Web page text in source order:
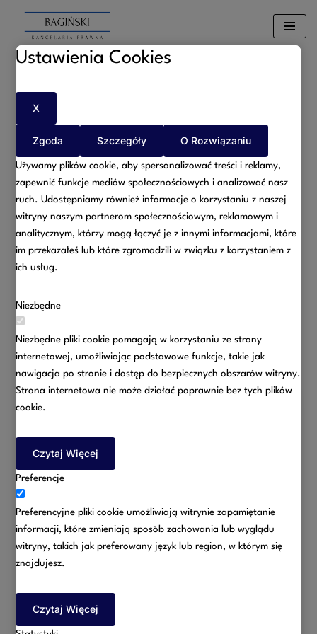
Przejdź
Umów
spotkanie
Umów się na spotkanie z
nami
Rezerwacja
Wybierz usługę
Ustawienia Cookies
X
Zgoda Szczegóły O Rozwiązaniu
Używamy plików cookie, aby spersonalizować treści i reklamy,
zapewnić funkcje mediów społecznościowych i analizować nasz
ruch. Udostępniamy również informacje o korzystaniu z naszej
witryny naszym partnerom społecznościowym, reklamowym i
analitycznym, którzy mogą łączyć je z innymi informacjami, które
im przekazałeś lub które zgromadzili w związku z korzystaniem z
ich usług.
Niezbędne
Niezbędne pliki cookie pomagają w korzystaniu ze strony
internetowej, umożliwiając podstawowe funkcje, takie jak
nawigacja po stronie i dostęp do bezpiecznych obszarów witryny.
Strona internetowa nie może działać poprawnie bez tych plików
cookie.
Czytaj Więcej
Preferencje
Preferencyjne pliki cookie umożliwiają witrynie zapamiętanie
informacji, które zmieniają sposób zachowania lub wyglądu
witryny, takich jak preferowany język lub region, w którym się
znajdujesz.
Czytaj Więcej